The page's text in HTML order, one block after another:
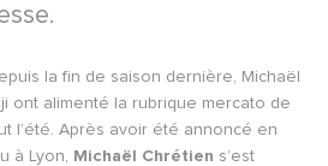
la fin de saison dernière, Michaël
ont alimenté la rubrique mercato de
l’été. Après avoir été annoncé en
à Lyon, Michaël Chrétien s’est